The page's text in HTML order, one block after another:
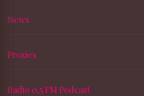
News
Proxies
Radio 0,5 FM Podcast